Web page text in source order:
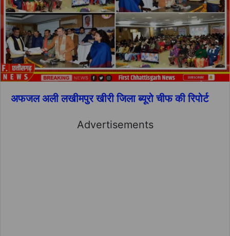
अफजल अली लखीमपुर खीरी जिला ब्यूरो चीफ की रिपोर्ट
Advertisements